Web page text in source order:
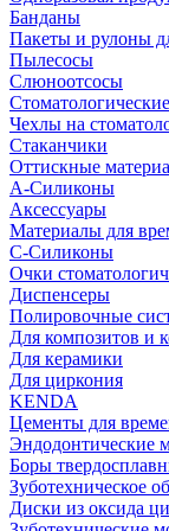
Банданы
Пакеты и рулоны
Пылесосы
Слюноотсосы
Чехлы на
Стаканчики
Оттискные
А-Силиконы
Аксессуары
Материалы для
С-Силиконы
Очки
Диспенсеры
Полировочные
Для композитов и
Для керамики
Для циркония
KENDA
Цементы для
Эндодонтические
Боры
Зуботехническое
Диски из оксида